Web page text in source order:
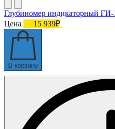
Глубиномер индикаторный
Цена
15 939₽
В корзину